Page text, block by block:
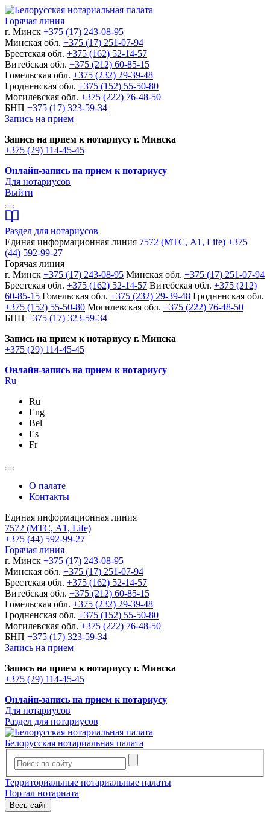
Горячая линия
г. Минск +375 (17) 243-08-95
Минская обл. +375 (17) 251-07-94
Брестская обл. +375 (162) 52-14-57
Витебская обл. +375 (212) 60-85-15
Гомельская обл. +375 (232) 29-39-48
Гродненская обл. +375 (152) 55-50-80
Могилевская обл. +375 (222) 76-48-50
БНП +375 (17) 323-59-34
Запись на прием
Запись на прием к нотариусу г. Минска
+375 (29) 114-45-45
Онлайн-запись на прием к нотариусу
Для нотариусов
Выйти
Раздел для нотариусов
Единая информационная линия 7572 (МТС, A1, Life) +375
(44) 592-99-27
Горячая линия
г. Минск +375 (17) 243-08-95 Минская обл. +375 (17) 251-07-94
Брестская обл. +375 (162) 52-14-57 Витебская обл. +375 (212)
60-85-15 Гомельская обл. +375 (232) 29-39-48 Гродненская обл.
+375 (152) 55-50-80 Могилевская обл. +375 (222) 76-48-50
БНП +375 (17) 323-59-34
Запись на прием к нотариусу г. Минска
+375 (29) 114-45-45
Онлайн-запись на прием к нотариусу
Ru
Ru
Eng
Bel
Es
Fr
О палате
Контакты
Единая информационная линия
7572 (МТС, A1, Life)
+375 (44) 592-99-27
Горячая линия
г. Минск +375 (17) 243-08-95
Минская обл. +375 (17) 251-07-94
Брестская обл. +375 (162) 52-14-57
Витебская обл. +375 (212) 60-85-15
Гомельская обл. +375 (232) 29-39-48
Гродненская обл. +375 (152) 55-50-80
Могилевская обл. +375 (222) 76-48-50
БНП +375 (17) 323-59-34
Запись на прием
Запись на прием к нотариусу г. Минска
+375 (29) 114-45-45
Онлайн-запись на прием к нотариусу
Для нотариусов
Раздел для нотариусов
Белорусская нотариальная палата
Территориальные нотариальные палаты
Портал нотариата
Весь сайт